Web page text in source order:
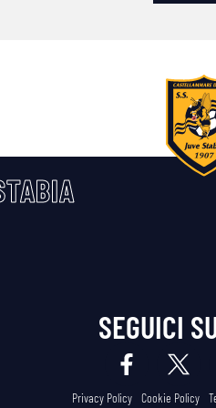
SEGUICI
Privacy Policy Cookie Policy